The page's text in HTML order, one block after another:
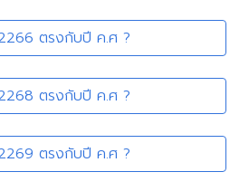
ตรงกับปี ค.ศ ?
ตรงกับปี ค.ศ ?
ตรงกับปี ค.ศ ?